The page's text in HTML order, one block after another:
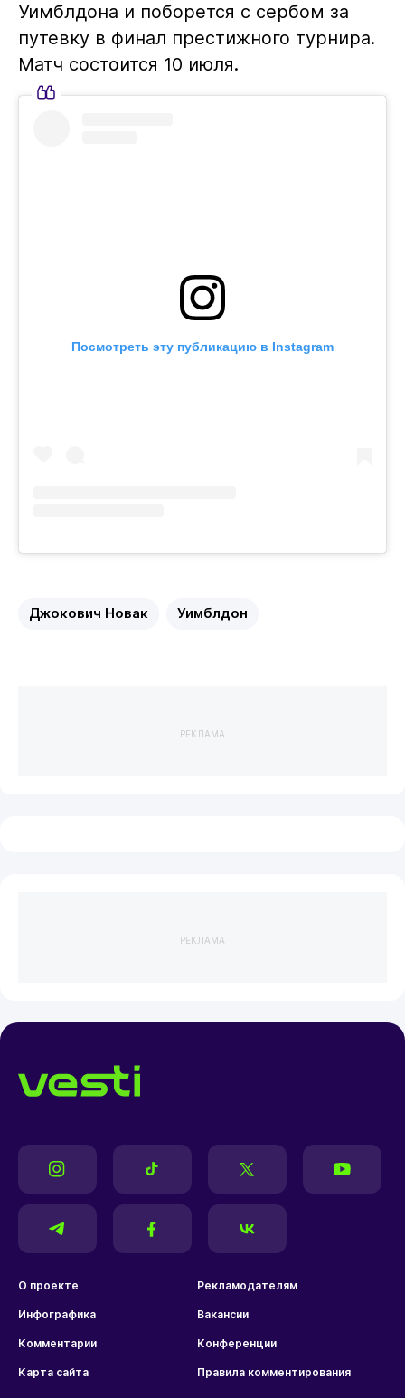
Уимблдона и поборется с сербом за
путевку в финал престижного турнира.
Матч состоится 10 июля.
Посмотреть эту публикацию в Instagram
Джокович Новак Уимблдон
РЕКЛАМА
РЕКЛАМА
О проекте Рекламодателям
Инфографика Вакансии
Комментарии Конференции
Карта сайта Правила комментирования